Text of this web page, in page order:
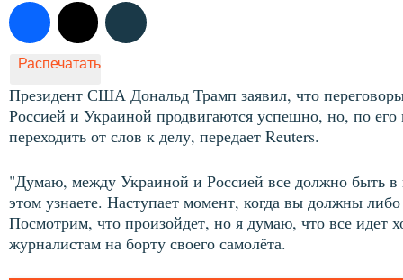
Распечатать
Президент США Дональд Трамп заявил, что
Россией и Украиной продвигаются успешно, но, по
переходить от слов к делу, передает Reuters.
"Думаю, между Украиной и Россией все должно быть в
этом узнаете. Наступает момент, когда вы должны либо
Посмотрим, что произойдет, но я думаю, что все
журналистам на борту своего самолёта.